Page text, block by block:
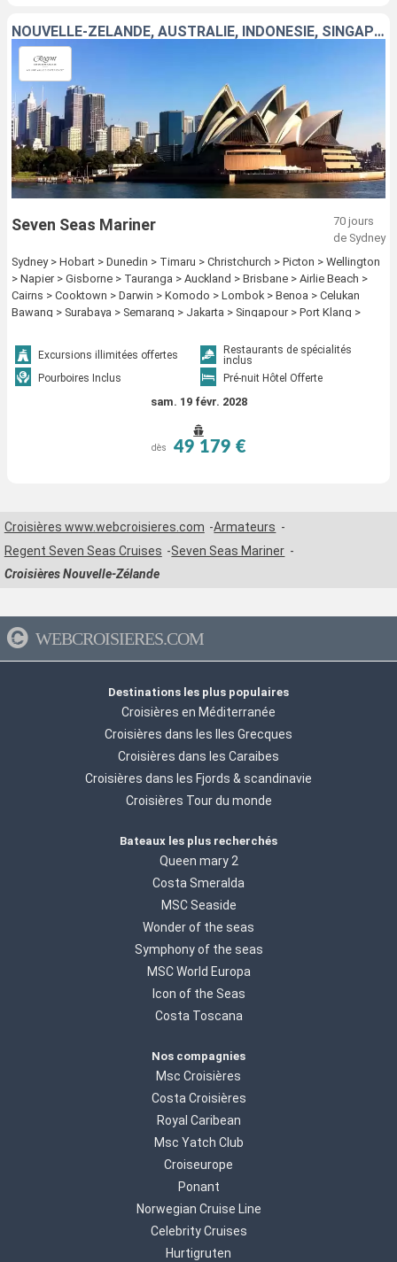
NOUVELLE-ZÉLANDE, AUSTRALIE, INDONÉSIE, SINGAPOUR, MALAISIE, THAÏLANDE, SRI LANKA, MALDIVES, SEYCHELLES, MADAGASCAR, MAURICE, FRANCE, AFRIQUE DU SUD
Seven Seas Mariner
70 jours
de Sydney
Sydney > Hobart > Dunedin > Timaru > Christchurch > Picton > Wellington
> Napier > Gisborne > Tauranga > Auckland > Brisbane > Airlie Beach >
Cairns > Cooktown > Darwin > Komodo > Lombok > Benoa > Celukan
Bawang > Surabaya > Semarang > Jakarta > Singapour > Port Klang >
Pointe des Galets > Nosy-Bé > Durban > Port Elisabeth > Mossel Bay >
Cape Town
Excursions illimitées offertes
Restaurants de spécialités
inclus
Pourboires Inclus
Pré-nuit Hôtel Offerte
sam. 19 févr. 2028
dès 49 179 €
Croisières www.webcroisieres.com
Armateurs
Regent Seven Seas Cruises
Seven Seas Mariner
Croisières Nouvelle-Zélande
WEBCROISIERES.COM
Destinations les plus populaires
Croisières en Méditerranée
Croisières dans les Iles Grecques
Croisières dans les Caraibes
Croisières dans les Fjords & scandinavie
Croisières Tour du monde
Bateaux les plus recherchés
Queen mary 2
Costa Smeralda
MSC Seaside
Wonder of the seas
Symphony of the seas
MSC World Europa
Icon of the Seas
Costa Toscana
Nos compagnies
Msc Croisières
Costa Croisières
Royal Caribean
Msc Yatch Club
Croiseurope
Ponant
Norwegian Cruise Line
Celebrity Cruises
Hurtigruten